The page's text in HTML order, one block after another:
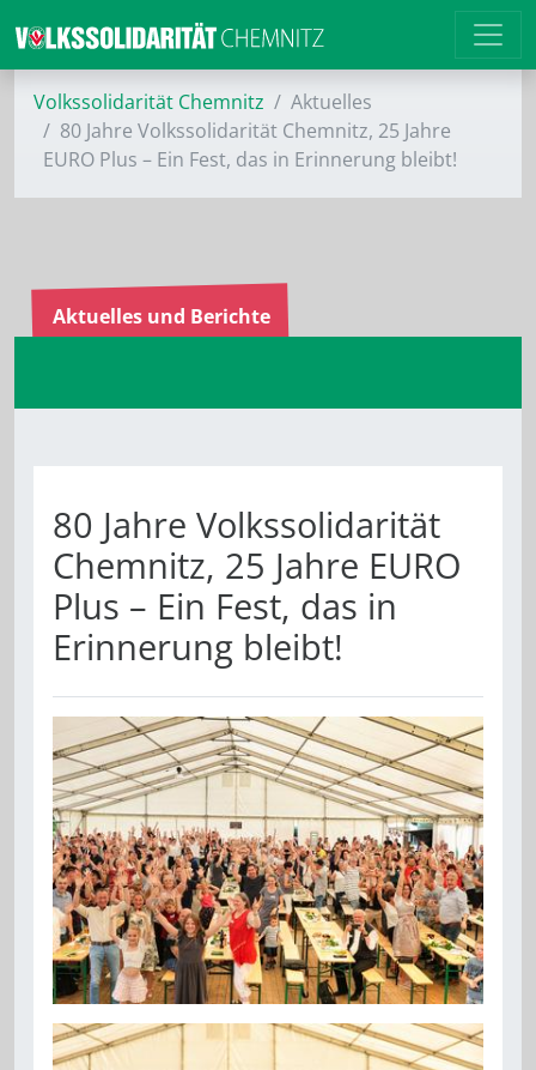
Volkssolidarität Chemnitz
Aktuelles
80 Jahre Volkssolidarität Chemnitz, 25 Jahre
EURO Plus – Ein Fest, das in Erinnerung bleibt!
Aktuelles und Berichte
80 Jahre Volkssolidarität
Chemnitz, 25 Jahre EURO
Plus – Ein Fest, das in
Erinnerung bleibt!